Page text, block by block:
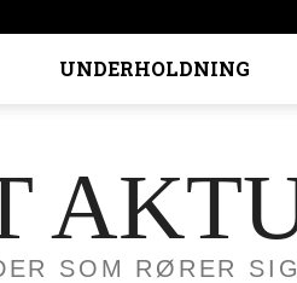
UNDERHOLDNING
SOM RØRER